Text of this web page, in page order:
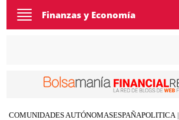
Toggle
navigation
Finanzas y Economía
COMUNIDADES AUTÓNOMASESPAÑAPOLITICA|